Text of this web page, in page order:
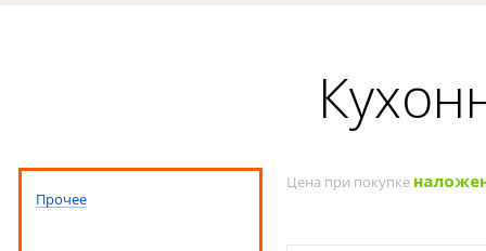
Прочее
Цена при покупке